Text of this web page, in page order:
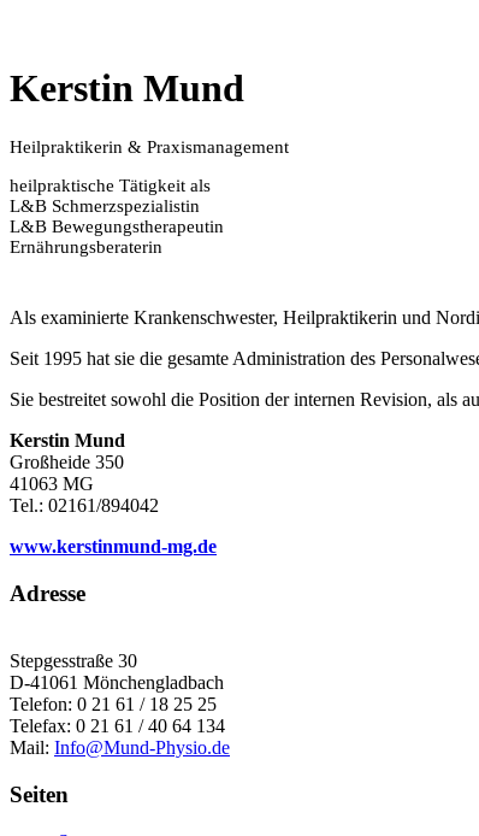
Kerstin Mund
Heilpraktikerin & Praxismanagement
heilpraktische Tätigkeit als
L&B Schmerzspezialistin
L&B Bewegungstherapeutin
Ernährungsberaterin
Als examinierte Krankenschwester, Heilpraktikerin und
Seit 1995 hat sie die gesamte Administration des
Sie bestreitet sowohl die Position der internen Revision, als
Kerstin Mund
Großheide 350
41063 MG
Tel.: 02161/894042
www.kerstinmund-mg.de
Adresse
Stepgesstraße 30
D-41061 Mönchengladbach
Telefon: 0 21 61 / 18 25 25
Telefax: 0 21 61 / 40 64 134
Mail: Info@Mund-Physio.de
Seiten